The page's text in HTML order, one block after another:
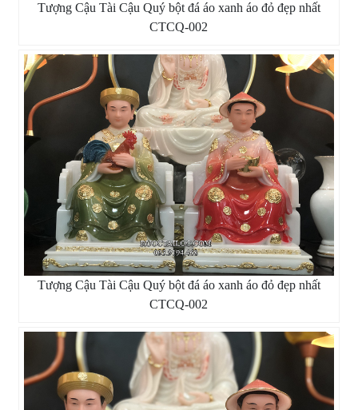
Tượng Cậu Tài Cậu Quý bột đá áo xanh áo đỏ đẹp nhất
CTCQ-002
Tượng Cậu Tài Cậu Quý bột đá áo xanh áo đỏ đẹp nhất
CTCQ-002